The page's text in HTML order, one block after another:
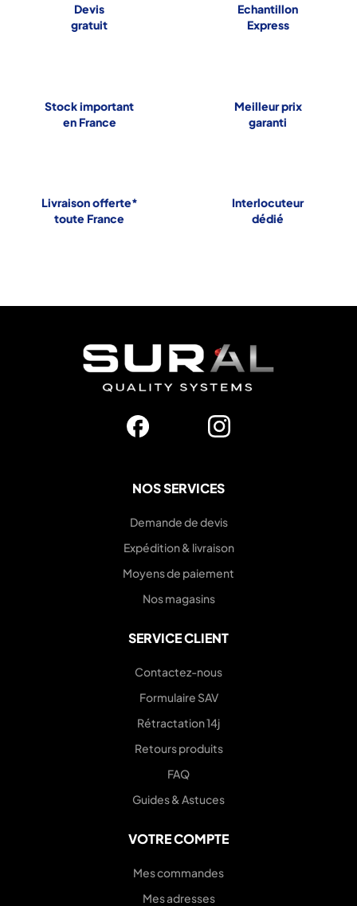
Devis
gratuit
Echantillon
Express
Stock important
en France
Meilleur prix
garanti
Livraison offerte*
toute France
Interlocuteur
dédié
NOS SERVICES
Demande de devis
Expédition & livraison
Moyens de paiement
Nos magasins
SERVICE CLIENT
Contactez-nous
Formulaire SAV
Rétractation 14j
Retours produits
FAQ
Guides & Astuces
VOTRE COMPTE
Mes commandes
Mes adresses